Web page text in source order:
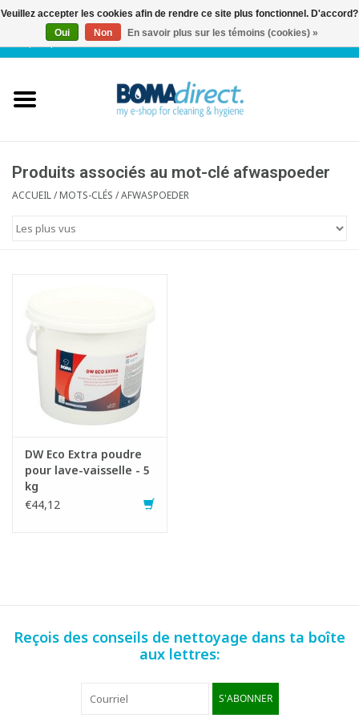
FR| 0 Articles
Service client
Produits associés au mot-clé afwaspoeder
ACCUEIL/MOTS-CLÉS /AFWASPOEDER
DW Eco Extra poudre
pour lave-vaisselle - 5
kg
€44,12
Reçois des conseils de nettoyage dans ta boîte
aux lettres:
S'ABONNER
Veuillez accepter les cookies afin de rendre ce site plus fonctionnel. D'accord?
Oui
Non En savoir plus sur les témoins (cookies) »